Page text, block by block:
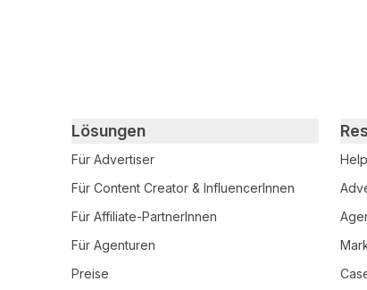
Primary footer navigation
Lösungen
Für Advertiser
Für Content Creator & InfluencerInnen
Für Affiliate-PartnerInnen
Für Agenturen
Preise